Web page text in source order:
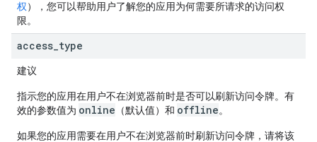
权），您可以帮助用户了解您的应用为何需要所请求的访问权
限。
access type
建议
指示您的应用在用户不在浏览器前时是否可以刷新访问令牌。有
效的参数值为 online （默认值）和 offline。
如果您的应用需要在用户不在浏览器前时刷新访问令牌，请将该